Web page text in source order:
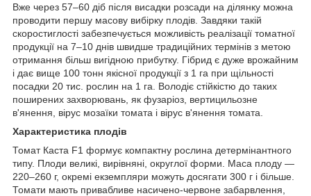
Вже через 57–60 діб після висадки розсади на ділянку можна
проводити першу масову вибірку плодів. Завдяки такій
скоростиглості забезпечується можливість реалізації томатної
продукції на 7–10 днів швидше традиційних термінів з метою
отримання більш вигідною прибутку. Гібрид є дуже врожайним
і дає вище 100 тонн якісної продукції з 1 га при щільності
посадки 20 тис. рослин на 1 га. Володіє стійкістю до таких
поширених захворювань, як фузаріоз, вертицильозне
в'янення, вірус мозаїки томата і вірус в'янення томата.
Характеристика плодів
Томат Каста F1 формує компактну рослина детермінантного
типу. Плоди великі, вирівняні, округлої форми. Маса плоду —
220–260 г, окремі екземпляри можуть досягати 300 г і більше.
Томати мають привабливе насичено-червоне забарвлення,